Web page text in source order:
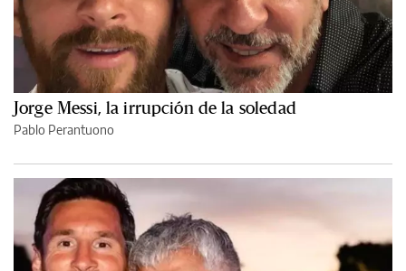
Jorge Messi, la irrupción de la soledad
Pablo Perantuono